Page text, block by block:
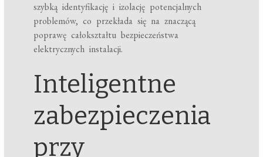
szybką identyfikację i izolację potencjalnych
problemów, co przekłada się na znaczącą
poprawę całokształtu bezpieczeństwa
elektrycznych instalacji.
Inteligentne
zabezpieczenia
przy